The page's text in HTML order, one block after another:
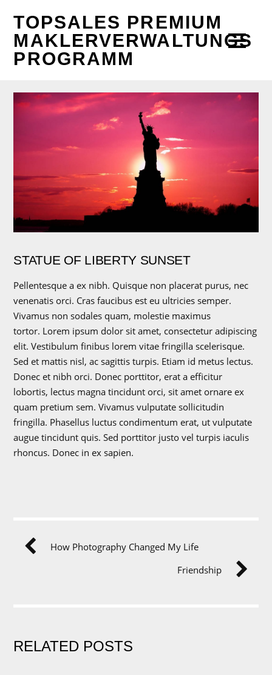
TOPSALES PREMIUM
MAKLERVERWALTUNGS
PROGRAMM
STATUE OF LIBERTY SUNSET
Pellentesque a ex nibh. Quisque non placerat purus, nec
venenatis orci. Cras faucibus est eu ultricies semper.
Vivamus non sodales quam, molestie maximus
tortor. Lorem ipsum dolor sit amet, consectetur adipiscing
elit. Vestibulum finibus lorem vitae fringilla scelerisque.
Sed et mattis nisl, ac sagittis turpis. Etiam id metus lectus.
Donec et nibh orci. Donec porttitor, erat a efficitur
lobortis, lectus magna tincidunt orci, sit amet ornare ex
quam pretium sem. Vivamus vulputate sollicitudin
fringilla. Phasellus luctus condimentum erat, ut vulputate
augue tincidunt quis. Sed porttitor justo vel turpis iaculis
rhoncus. Donec in ex sapien.
How Photography Changed My Life
Friendship
RELATED POSTS